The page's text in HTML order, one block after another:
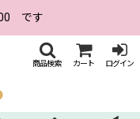
です
商品検索 カート ログイン